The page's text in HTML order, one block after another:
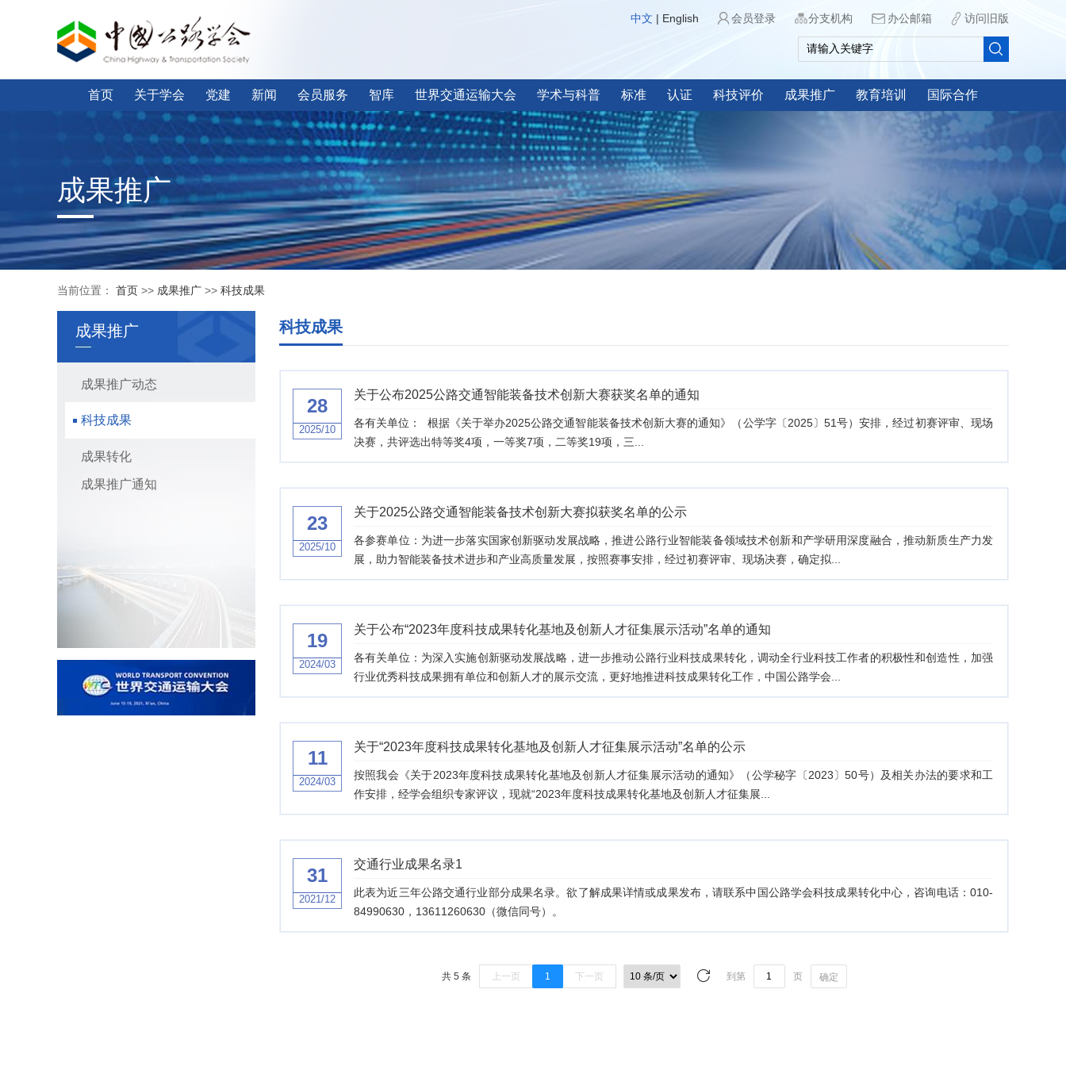
中文 | English 会员登录 分支机构 办公邮箱 访问旧版
首页 关于学会 党建 新闻 会员服务 智库 世界交通运输大会 学术与科普 标准 认证 科技评价 成果推广 教育培训 国际合作
成果推广
当前位置： 首页 >> 成果推广 >> 科技成果
成果推广
成果推广动态
科技成果
成果转化
成果推广通知
科技成果
28
2025/10
关于公布2025公路交通智能装备技术创新大赛获奖名单的通知
各有关单位： 根据《关于举办2025公路交通智能装备技术创新大赛的通知》（公学字〔2025〕51号）安排，经过初赛评审、现场
决赛，共评选出特等奖4项，一等奖7项，二等奖19项，三...
23
2025/10
关于2025公路交通智能装备技术创新大赛拟获奖名单的公示
各参赛单位：为进一步落实国家创新驱动发展战略，推进公路行业智能装备领域技术创新和产学研用深度融合，推动新质生产力发
展，助力智能装备技术进步和产业高质量发展，按照赛事安排，经过初赛评审、现场决赛，确定拟...
19
2024/03
关于公布“2023年度科技成果转化基地及创新人才征集展示活动”名单的通知
各有关单位：为深入实施创新驱动发展战略，进一步推动公路行业科技成果转化，调动全行业科技工作者的积极性和创造性，加强
行业优秀科技成果拥有单位和创新人才的展示交流，更好地推进科技成果转化工作，中国公路学会...
11
2024/03
关于“2023年度科技成果转化基地及创新人才征集展示活动”名单的公示
按照我会《关于2023年度科技成果转化基地及创新人才征集展示活动的通知》（公学秘字〔2023〕50号）及相关办法的要求和工
作安排，经学会组织专家评议，现就“2023年度科技成果转化基地及创新人才征集展...
31
2021/12
交通行业成果名录1
此表为近三年公路交通行业部分成果名录。欲了解成果详情或成果发布，请联系中国公路学会科技成果转化中心，咨询电话：010-
84990630，13611260630（微信同号）。
共 5 条 上一页 1 下一页 到第 页 确定